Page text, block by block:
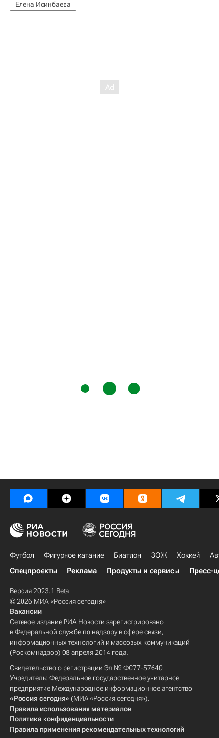
Елена Исинбаева
Футбол Фигурное катание Биатлон ЗОЖ Хоккей
Спецпроекты
Реклама Продукты и сервисы Пресс-
Версия 2023.1 Beta
© 2026 МИА «Россия сегодня»
Вакансии
Сетевое издание РИА Новости зарегистрировано
в Федеральной службе по надзору в сфере связи,
информационных технологий и массовых коммуникаций
(Роскомнадзор) 08 апреля 2014 года.
Свидетельство о регистрации Эл № ФС77-57640
Учредитель: Федеральное государственное унитарное
предприятие Международное информационное агентство
«Россия сегодня» (МИА «Россия сегодня»).
Правила использования материалов
Политика конфиденциальности
Правила применения рекомендательных технологий